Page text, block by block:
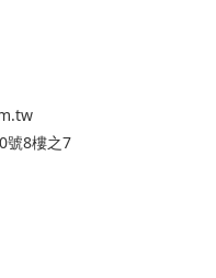
號8樓之7